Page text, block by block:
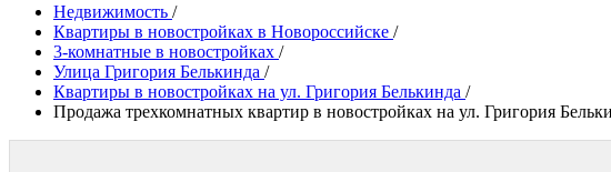
Недвижимость /
Квартиры в новостройках в Новороссийске /
3-комнатные в новостройках /
Улица Григория Белькинда /
Квартиры в новостройках на ул. Григория Белькинда /
Продажа трехкомнатных квартир в новостройках на ул. Григория